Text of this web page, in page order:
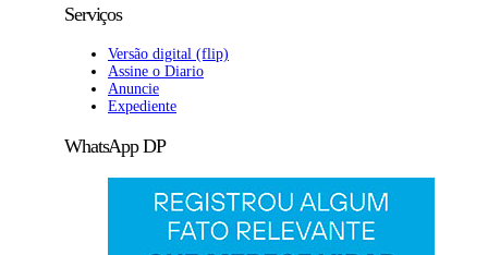
Serviços
Versão digital (flip)
Assine o Diario
Anuncie
Expediente
WhatsApp DP